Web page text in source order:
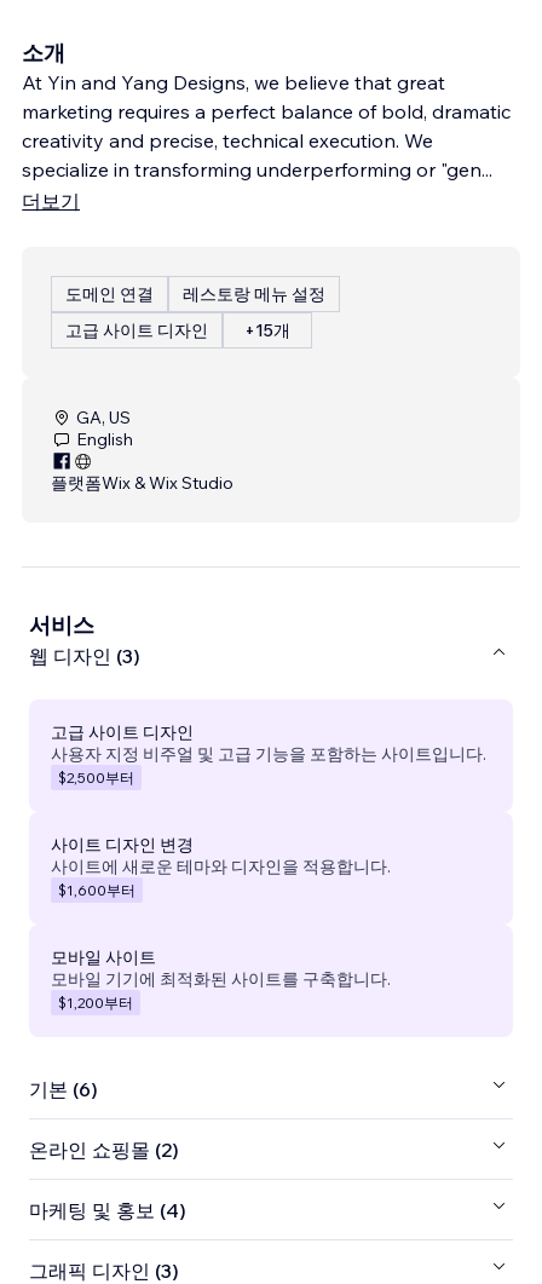
소개
At Yin and Yang Designs, we believe that great
marketing requires a perfect balance of bold, dramatic
creativity and precise, technical execution. We
specialize in transforming underperforming or "gen...
더보기
도메인 연결
레스토랑 메뉴 설정
고급 사이트 디자인
+15개
GA, US
English
플랫폼Wix & Wix Studio
서비스
웹 디자인 (3)
고급 사이트 디자인
사용자 지정 비주얼 및 고급 기능을 포함하는 사이트입니다.
$2,500부터
사이트 디자인 변경
사이트에 새로운 테마와 디자인을 적용합니다.
$1,600부터
모바일 사이트
모바일 기기에 최적화된 사이트를 구축합니다.
$1,200부터
기본 (6)
온라인 쇼핑몰 (2)
마케팅 및 홍보 (4)
그래픽 디자인 (3)